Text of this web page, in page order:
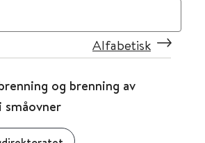
Alfabetisk
og brenning av
småovner